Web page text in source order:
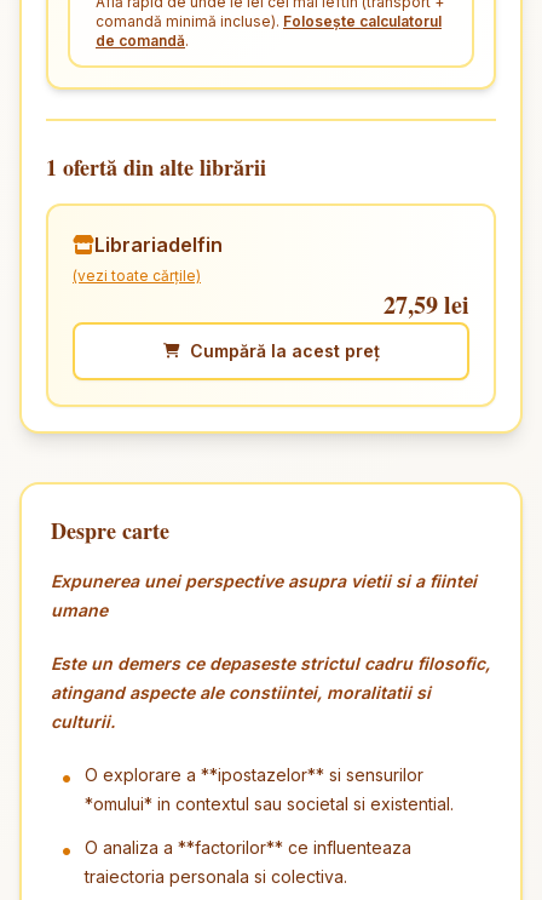
comandă minimă incluse). Folosește calculatorul
de comandă.
1 ofertă din alte librării
Librariadelfin
(vezi toate cărțile)
27,59 lei
Cumpără la acest preț
Despre carte
Expunerea unei perspective asupra vietii si a fiintei
umane
Este un demers ce depaseste strictul cadru filosofic,
atingand aspecte ale constiintei, moralitatii si
culturii.
O explorare a **ipostazelor** si sensurilor
*omului* in contextul sau societal si existential.
O analiza a **factorilor** ce influenteaza
traiectoria personala si colectiva.